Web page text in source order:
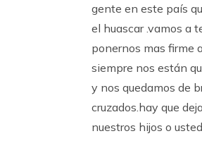
gente en este país
el huascar .vamos a
ponernos mas firme
siempre nos están
y nos quedamos de
cruzados.hay que
nuestros hijos o